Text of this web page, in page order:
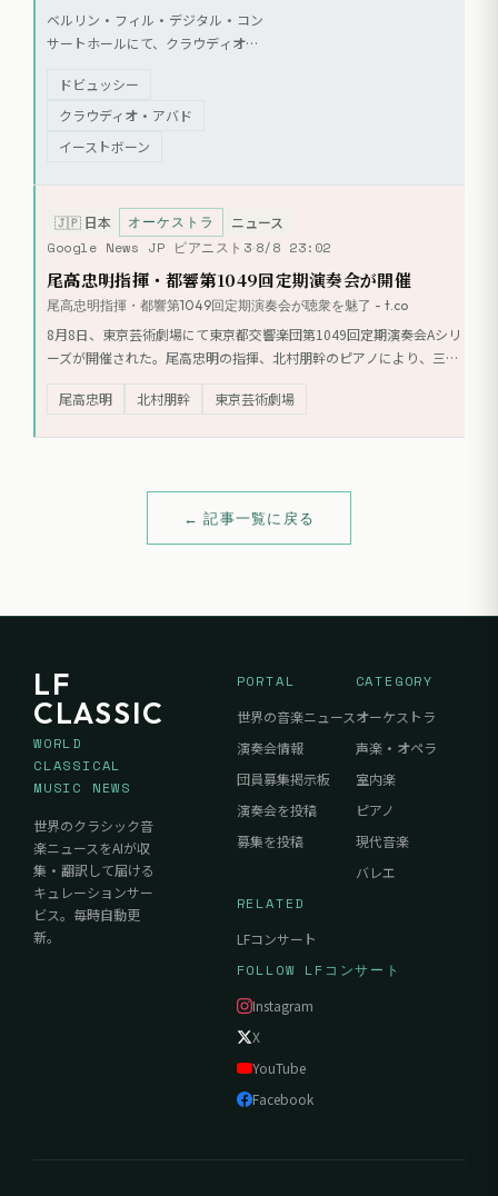
ベルリン・フィル・デジタル・コン
サートホールにて、クラウディオ・
ニー管弦楽団による演奏が、夏のプ
レイリストの一部として8月10日ま
ドビュッシー
クラウディオ・アバド
イーストボーン
🇯🇵 日本 オーケストラ ニュース
Google News JP ピアニスト3 8/8 23:02
尾高忠明指揮・都響第1049回定期演奏会が開催
尾高忠明指揮・都響第1049回定期演奏会が聴衆を魅了 - t.co
8月8日、東京芸術劇場にて東京都交響楽団第1049回定期演奏会Aシリ
ーズが開催された。尾高忠明の指揮、北村朋幹のピアノにより、三善
晃《ノエシス》、松村禎三《ピアノ協奏曲第2番》、エルガー《エニ
グマ変奏曲》が演奏された。終演後には熊本地震義援金募金が実施さ
尾高忠明 北村朋幹 東京芸術劇場
← 記事一覧に戻る
LF
CLASSIC
WORLD
CLASSICAL
MUSIC NEWS
世界のクラシック音
楽ニュースをAIが収
集・翻訳して届ける
キュレーションサー
ビス。毎時自動更
新。
PORTAL
世界の音楽ニュース
演奏会情報
団員募集掲示板
演奏会を投稿
募集を投稿
CATEGORY
オーケストラ
声楽・オペラ
室内楽
ピアノ
現代音楽
バレエ
RELATED
LFコンサート
FOLLOW LFコンサート
Instagram
X
YouTube
Facebook